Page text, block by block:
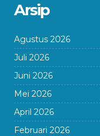
Arsip
Agustus 2026
Juli 2026
Juni 2026
Mei 2026
April 2026
Februari 2026